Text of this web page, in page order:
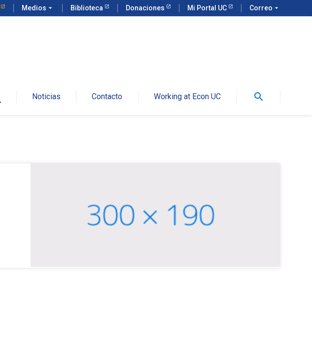
Medios arrow_drop_down Biblioteca Donaciones Mi Portal UC Correo arrow_drop_down
Noticias Contacto Working at Econ UC search